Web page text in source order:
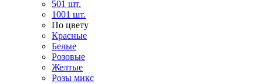
501 шт.
1001 шт.
По цвету
Красные
Белые
Розовые
Желтые
Розы микс